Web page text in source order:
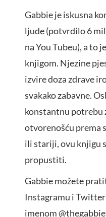
Gabbie je iskusna
ljude (potvrdilo 6
na You Tubeu), a to
knjigom. Njezine
izvire doza zdrave
svakako zabavne.
konstantnu potrebu
otvorenošću prema
ili stariji, ovu knjigu
propustiti.
Gabbie možete
Instagramu i
imenom